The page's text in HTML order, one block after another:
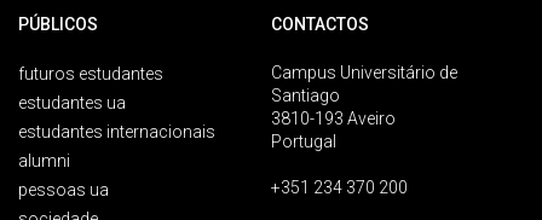
PÚBLICOS
futuros estudantes
estudantes ua
estudantes internacionais
alumni
pessoas ua
CONTACTOS
Campus Universitário de
Santiago
3810-193 Aveiro
Portugal
+351 234 370 200